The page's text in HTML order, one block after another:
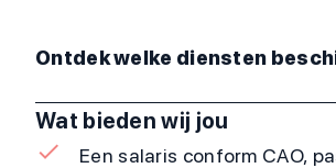
Ontdek welke diensten
Wat bieden wij jou
Een salaris conform CAO,